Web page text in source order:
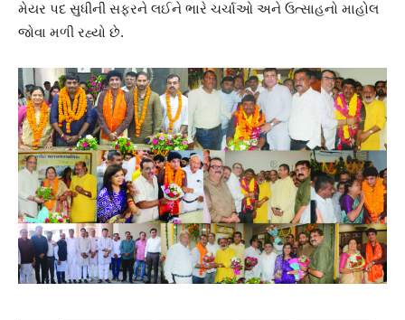
મેયર પદ સુધીની સફરને લઈને ભારે ચર્ચાઓ અને ઉત્સાહનો માહોલ
જોવા મળી રહ્યો છે.